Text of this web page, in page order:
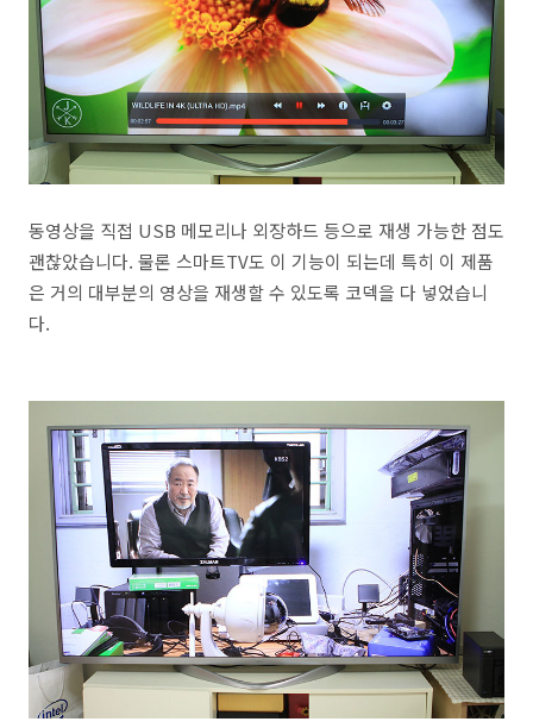
동영상을 직접 USB 메모리나 외장하드 등으로 재생 가능한 점도
괜찮았습니다. 물론 스마트TV도 이 기능이 되는데 특히 이 제품
은 거의 대부분의 영상을 재생할 수 있도록 코덱을 다 넣었습니
다.